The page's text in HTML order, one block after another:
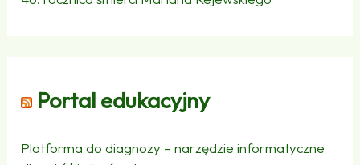
Portal edukacyjny
Platforma do diagnozy – narzędzie informatyczne